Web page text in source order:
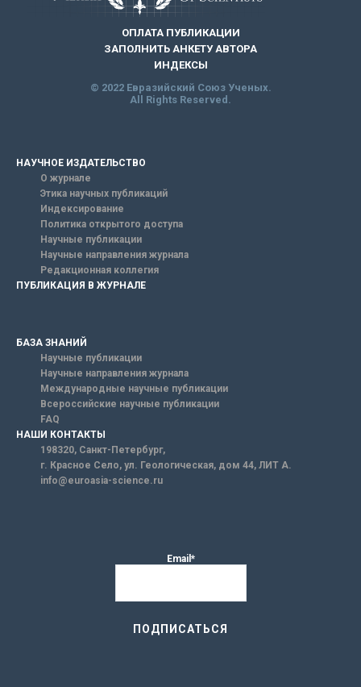
ОПЛАТА ПУБЛИКАЦИИ
ЗАПОЛНИТЬ АНКЕТУ АВТОРА
ИНДЕКСЫ
© 2022 Евразийский Союз Ученых.
All Rights Reserved.
НАУЧНОЕ ИЗДАТЕЛЬСТВО
О журнале
Этика научных публикаций
Индексирование
Политика открытого доступа
Научные публикации
Научные направления журнала
Редакционная коллегия
ПУБЛИКАЦИЯ В ЖУРНАЛЕ
БАЗА ЗНАНИЙ
Научные публикации
Научные направления журнала
Международные научные публикации
Всероссийские научные публикации
FAQ
НАШИ КОНТАКТЫ
198320, Санкт-Петербург,
г. Красное Село, ул. Геологическая, дом 44, ЛИТ А.
info@euroasia-science.ru
Email*